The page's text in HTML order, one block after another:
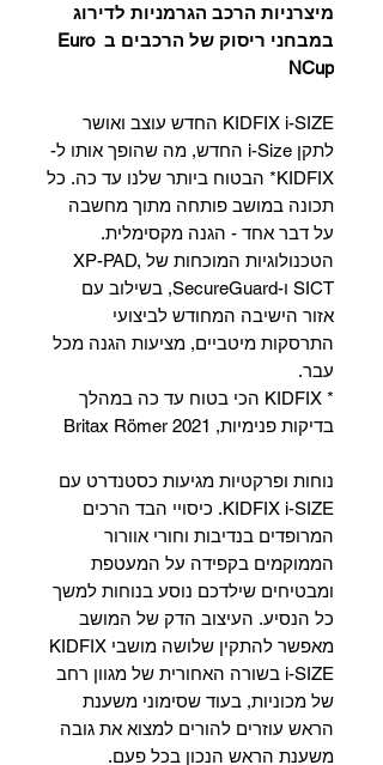
מיצרניות הרכב הגרמניות לדירוג
במבחני ריסוק של הרכבים ב Euro
NCup
KIDFIX i-SIZE החדש עוצב ואושר
לתקן i-Size החדש, מה שהופך אותו ל-
KIDFIX* הבטוח ביותר שלנו עד כה. כל
תכונה במושב פותחה מתוך מחשבה
על דבר אחד - הגנה מקסימלית.
הטכנולוגיות המוכחות של XP-PAD,
SICT ו-SecureGuard, בשילוב עם
אזור הישיבה המחודש לביצועי
התרסקות מיטביים, מציעות הגנה מכל
עבר.
* KIDFIX הכי בטוח עד כה במהלך
בדיקות פנימיות, Britax Römer 2021
נוחות ופרקטיות מגיעות כסטנדרט עם
KIDFIX i-SIZE. כיסויי הבד הרכים
המרופדים בנדיבות וחורי אוורור
הממוקמים בקפידה על המעטפת
ומבטיחים שילדכם נוסע בנוחות למשך
כל הנסיע. העיצוב הדק של המושב
מאפשר להתקין שלושה מושבי KIDFIX
i-SIZE בשורה האחורית של מגוון רחב
של מכוניות, בעוד שסימוני משענת
הראש עוזרים להורים למצוא את גובה
משענת הראש הנכון בכל פעם.